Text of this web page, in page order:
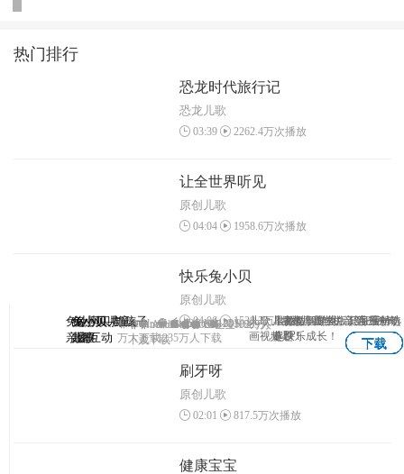
兔小贝拼
音
Android IOS
1102万人
下载
3-7岁儿童学拼音第一神奇
APP
下载
兔小贝—与孩子
亲密互动
Android
IOS
1235万人下载
早教益智游戏，陪宝宝一
起快乐成长！
下载
兔小贝
儿歌
Android IOS
1203
万人下载
儿歌、故事、国学、识字原创动
画视频！
下载
兔小贝儿童
故事
Android IOS
1069万
人下载
儿童故事专业版，海量精选
专题！
下载
热门排行
恐龙时代旅行记
恐龙儿歌
03:39 2262.4万次播放
让全世界听见
原创儿歌
04:04 1958.6万次播放
快乐兔小贝
原创儿歌
04:06 1538.2万次播放
刷牙呀
原创儿歌
02:01 817.5万次播放
健康宝宝